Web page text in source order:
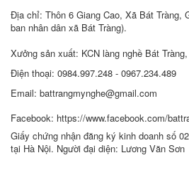
Địa chỉ: Thôn 6 Giang Cao, Xã Bát Tràng,
ban nhân dân xã Bát Tràng).
Xưởng sản xuất: KCN làng nghề Bát
Điện thoại: 0984.997.248 - 0967.234.489
Email: battrangmynghe@gmail.com
Facebook: https://www.facebook.com/
Giấy chứng nhận đăng ký kinh doanh số
tại Hà Nội. Người đại diện: Lương Văn Sơn